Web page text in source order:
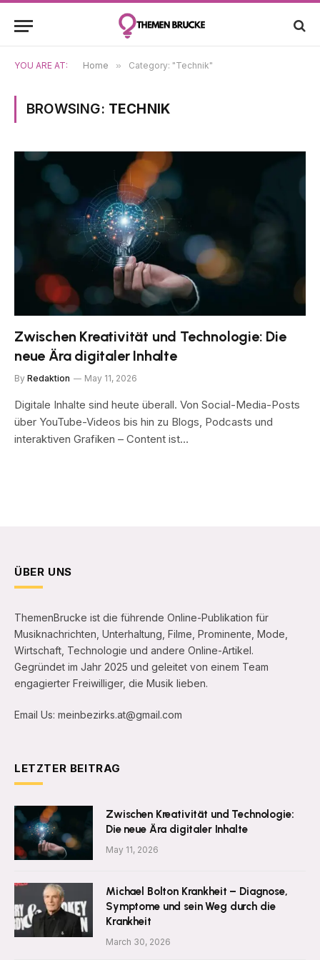
YOU ARE AT: Home » Category: "Technik"
BROWSING: TECHNIK
Zwischen Kreativität und Technologie: Die
neue Ära digitaler Inhalte
By Redaktion May 11, 2026
Digitale Inhalte sind heute überall. Von Social-Media-Posts
über YouTube-Videos bis hin zu Blogs, Podcasts und
interaktiven Grafiken – Content ist…
ÜBER UNS
ThemenBrucke ist die führende Online-Publikation für
Musiknachrichten, Unterhaltung, Filme, Prominente, Mode,
Wirtschaft, Technologie und andere Online-Artikel.
Gegründet im Jahr 2025 und geleitet von einem Team
engagierter Freiwilliger, die Musik lieben.
Email Us: meinbezirks.at@gmail.com
LETZTER BEITRAG
Zwischen Kreativität und Technologie:
Die neue Ära digitaler Inhalte
May 11, 2026
Michael Bolton Krankheit – Diagnose,
Symptome und sein Weg durch die
Krankheit
March 30, 2026